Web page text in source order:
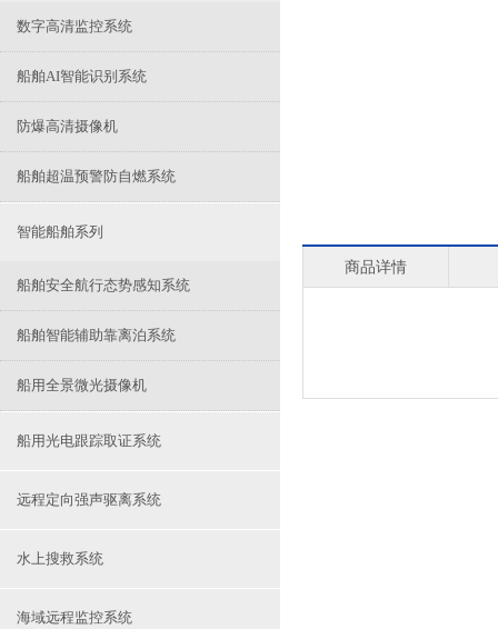
数字高清监控系统
船舶AI智能识别系统
防爆高清摄像机
船舶超温预警防自燃系统
智能船舶系列
船舶安全航行态势感知系统
船舶智能辅助靠离泊系统
船用全景微光摄像机
船用光电跟踪取证系统
远程定向强声驱离系统
水上搜救系统
海域远程监控系统
商品详情